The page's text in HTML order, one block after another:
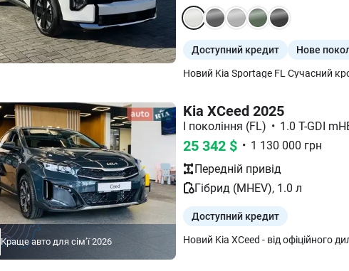
Доступний кредит Нове
Краще авто для сімʼї 2026
Kia XCeed 2025
І покоління (FL) • 1.0 T-GDI
25 342 $ • 1 130 000 грн
Передній привід
Гібрид (MHEV), 1.0 л
Доступний кредит